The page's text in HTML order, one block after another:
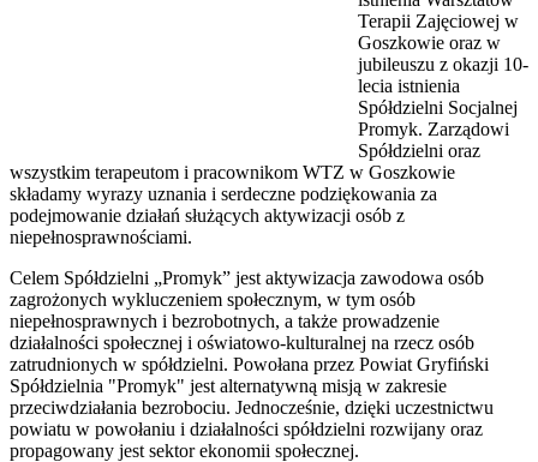
Terapii Zajęciowej w
Goszkowie oraz w
jubileuszu z okazji 10-
lecia istnienia
Spółdzielni Socjalnej
Promyk. Zarządowi
Spółdzielni oraz
wszystkim terapeutom i pracownikom WTZ w Goszkowie
składamy wyrazy uznania i serdeczne podziękowania za
podejmowanie działań służących aktywizacji osób z
niepełnosprawnościami.
Celem Spółdzielni „Promyk” jest aktywizacja zawodowa osób
zagrożonych wykluczeniem społecznym, w tym osób
niepełnosprawnych i bezrobotnych, a także prowadzenie
działalności społecznej i oświatowo-kulturalnej na rzecz osób
zatrudnionych w spółdzielni. Powołana przez Powiat Gryfiński
Spółdzielnia "Promyk" jest alternatywną misją w zakresie
przeciwdziałania bezrobociu. Jednocześnie, dzięki uczestnictwu
powiatu w powołaniu i działalności spółdzielni rozwijany oraz
propagowany jest sektor ekonomii społecznej.